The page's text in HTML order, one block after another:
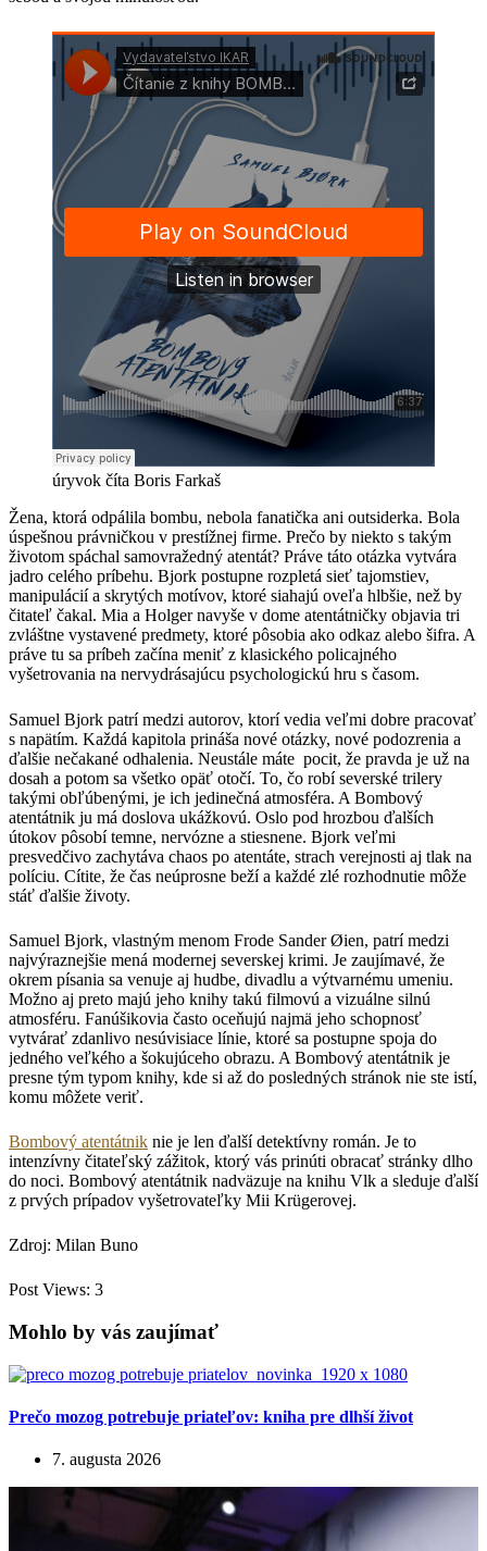
úryvok číta Boris Farkaš
Žena, ktorá odpálila bombu, nebola fanatička ani outsiderka. Bola
úspešnou právničkou v prestížnej firme. Prečo by niekto s takým
životom spáchal samovražedný atentát? Práve táto otázka vytvára
jadro celého príbehu. Bjork postupne rozpletá sieť tajomstiev,
manipulácií a skrytých motívov, ktoré siahajú oveľa hlbšie, než by
čitateľ čakal. Mia a Holger navyše v dome atentátničky objavia tri
zvláštne vystavené predmety, ktoré pôsobia ako odkaz alebo šifra. A
práve tu sa príbeh začína meniť z klasického policajného
vyšetrovania na nervydrásajúcu psychologickú hru s časom.
Samuel Bjork patrí medzi autorov, ktorí vedia veľmi dobre pracovať
s napätím. Každá kapitola prináša nové otázky, nové podozrenia a
ďalšie nečakané odhalenia. Neustále máte pocit, že pravda je už na
dosah a potom sa všetko opäť otočí. To, čo robí severské trilery
takými obľúbenými, je ich jedinečná atmosféra. A Bombový
atentátnik ju má doslova ukážkovú. Oslo pod hrozbou ďalších
útokov pôsobí temne, nervózne a stiesnene. Bjork veľmi
presvedčivo zachytáva chaos po atentáte, strach verejnosti aj tlak na
políciu. Cítite, že čas neúprosne beží a každé zlé rozhodnutie môže
stáť ďalšie životy.
Samuel Bjork, vlastným menom Frode Sander Øien, patrí medzi
najvýraznejšie mená modernej severskej krimi. Je zaujímavé, že
okrem písania sa venuje aj hudbe, divadlu a výtvarnému umeniu.
Možno aj preto majú jeho knihy takú filmovú a vizuálne silnú
atmosféru. Fanúšikovia často oceňujú najmä jeho schopnosť
vytvárať zdanlivo nesúvisiace línie, ktoré sa postupne spoja do
jedného veľkého a šokujúceho obrazu. A Bombový atentátnik je
presne tým typom knihy, kde si až do posledných stránok nie ste istí,
komu môžete veriť.
Bombový atentátnik nie je len ďalší detektívny román. Je to
intenzívny čitateľský zážitok, ktorý vás prinúti obracať stránky dlho
do noci. Bombový atentátnik nadväzuje na knihu Vlk a sleduje ďalší
z prvých prípadov vyšetrovateľky Mii Krügerovej.
Zdroj: Milan Buno
Post Views: 3
Mohlo by vás zaujímať
Prečo mozog potrebuje priateľov: kniha pre dlhší život
7. augusta 2026